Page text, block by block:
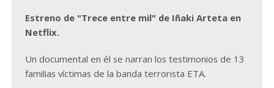
Estreno de "Trece entre mil" de Iñaki Arteta en
Netflix.
Un documental en él se narran los testimonios de 13
familias víctimas de la banda terrorista ETA.